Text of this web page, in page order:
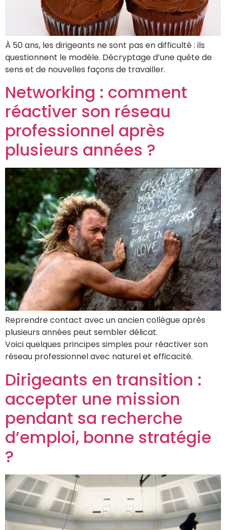
À 50 ans, les dirigeants ne sont pas en difficulté : ils
questionnent le modèle. Décryptage d’une quête de
sens et de nouvelles façons de travailler.
Networking : comment
réactiver son réseau
professionnel après
plusieurs années ?
Reprendre contact avec un ancien collègue après
plusieurs années peut sembler délicat.
Voici quelques principes simples pour réactiver son
réseau professionnel avec naturel et efficacité.
Dirigeants en transition :
accepter une mission
pendant sa recherche
d’emploi, bonne stratégie
?